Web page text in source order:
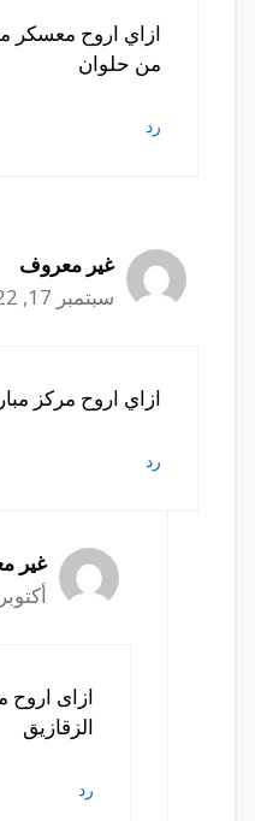
ازاي اروح معسكر
من حلوان
رد
غير معروف
سبتمبر 17, 2022 الساعة 8:23 م
ازاي اروح مركز
رد
غير
أكتوبر 8, 2022 الساعة 5:30 م
ازاى
الزقازيق
رد